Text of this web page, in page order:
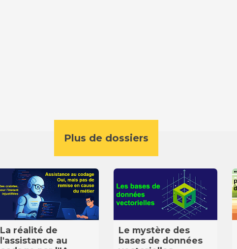
Plus de dossiers
La réalité de
l'assistance au
Le mystère des
bases de données